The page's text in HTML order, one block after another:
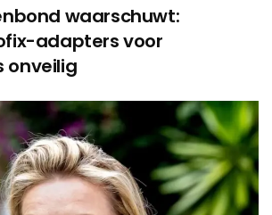
waarschuwt:
adapters voor
onveilig